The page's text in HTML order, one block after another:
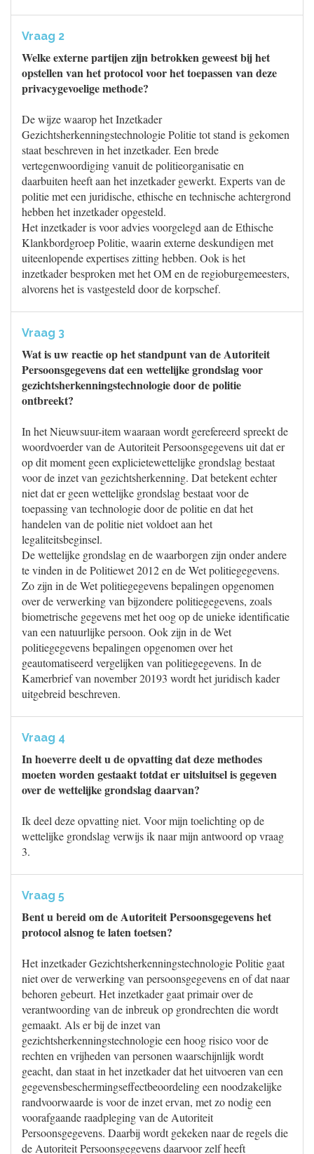
Vraag 2
Welke externe partijen zijn betrokken geweest bij het
opstellen van het protocol voor het toepassen van deze
privacygevoelige methode?
De wijze waarop het Inzetkader
Gezichtsherkenningstechnologie Politie tot stand is gekomen
staat beschreven in het inzetkader. Een brede
vertegenwoordiging vanuit de politieorganisatie en
daarbuiten heeft aan het inzetkader gewerkt. Experts van de
politie met een juridische, ethische en technische achtergrond
hebben het inzetkader opgesteld.
Het inzetkader is voor advies voorgelegd aan de Ethische
Klankbordgroep Politie, waarin externe deskundigen met
uiteenlopende expertises zitting hebben. Ook is het
inzetkader besproken met het OM en de regioburgemeesters,
alvorens het is vastgesteld door de korpschef.
Vraag 3
Wat is uw reactie op het standpunt van de Autoriteit
Persoonsgegevens dat een wettelijke grondslag voor
gezichtsherkenningstechnologie door de politie
ontbreekt?
In het Nieuwsuur-item waaraan wordt gerefereerd spreekt de
woordvoerder van de Autoriteit Persoonsgegevens uit dat er
op dit moment geen explicietewettelijke grondslag bestaat
voor de inzet van gezichtsherkenning. Dat betekent echter
niet dat er geen wettelijke grondslag bestaat voor de
toepassing van technologie door de politie en dat het
handelen van de politie niet voldoet aan het
legaliteitsbeginsel.
De wettelijke grondslag en de waarborgen zijn onder andere
te vinden in de Politiewet 2012 en de Wet politiegegevens.
Zo zijn in de Wet politiegegevens bepalingen opgenomen
over de verwerking van bijzondere politiegegevens, zoals
biometrische gegevens met het oog op de unieke identificatie
van een natuurlijke persoon. Ook zijn in de Wet
politiegegevens bepalingen opgenomen over het
geautomatiseerd vergelijken van politiegegevens. In de
Kamerbrief van november 20193 wordt het juridisch kader
uitgebreid beschreven.
Vraag 4
In hoeverre deelt u de opvatting dat deze methodes
moeten worden gestaakt totdat er uitsluitsel is gegeven
over de wettelijke grondslag daarvan?
Ik deel deze opvatting niet. Voor mijn toelichting op de
wettelijke grondslag verwijs ik naar mijn antwoord op vraag
3.
Vraag 5
Bent u bereid om de Autoriteit Persoonsgegevens het
protocol alsnog te laten toetsen?
Het inzetkader Gezichtsherkenningstechnologie Politie gaat
niet over de verwerking van persoonsgegevens en of dat naar
behoren gebeurt. Het inzetkader gaat primair over de
verantwoording van de inbreuk op grondrechten die wordt
gemaakt. Als er bij de inzet van
gezichtsherkenningstechnologie een hoog risico voor de
rechten en vrijheden van personen waarschijnlijk wordt
geacht, dan staat in het inzetkader dat het uitvoeren van een
gegevensbeschermingseffectbeoordeling een noodzakelijke
randvoorwaarde is voor de inzet ervan, met zo nodig een
voorafgaande raadpleging van de Autoriteit
Persoonsgegevens. Daarbij wordt gekeken naar de regels die
de Autoriteit Persoonsgegevens daarvoor zelf heeft